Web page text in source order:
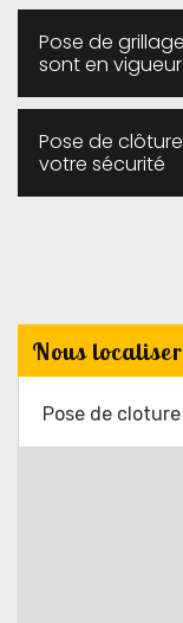
Pose de
sont en
Pose de
votre sécurité
Nous localiser
Pose de